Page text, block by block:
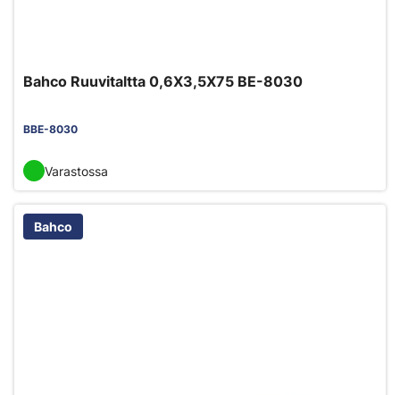
Bahco Ruuvitaltta 0,6X3,5X75 BE-8030
BBE-8030
Varastossa
Bahco